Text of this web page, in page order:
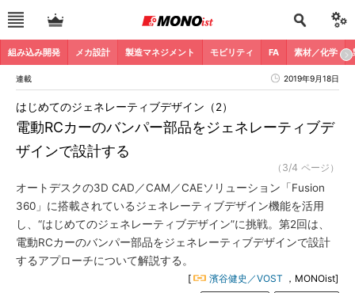
組み込み開発 メカ設計 製造マネジメント モビリティ FA 素材／化学
連載 2019年9月18日
電動RCカーのバンパー部品をジェネレーティブデ
ザインで設計する
はじめてのジェネレーティブデザイン（2）
（3/4 ページ）
オートデスクの3D CAD／CAM／CAEソリューション「Fusion
360」に搭載されているジェネレーティブデザイン機能を活用
し、“はじめてのジェネレーティブデザイン”に挑戦。第2回は、
電動RCカーのバンパー部品をジェネレーティブデザインで設計
するアプローチについて解説する。
[ 濱谷健史／VOST ，MONOist]